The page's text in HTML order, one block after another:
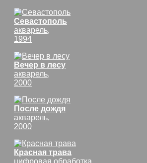
Севастополь
акварель,
1994
Вечер в лесу
акварель,
2000
После дождя
акварель,
2000
Красная трава
цифровая обработка